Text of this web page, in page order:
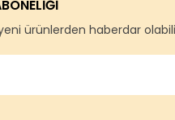
ürünlerden haberdar